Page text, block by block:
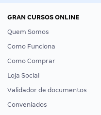
GRAN CURSOS ONLINE
Quem Somos
Como Funciona
Como Comprar
Loja Social
Validador de documentos
Conveniados